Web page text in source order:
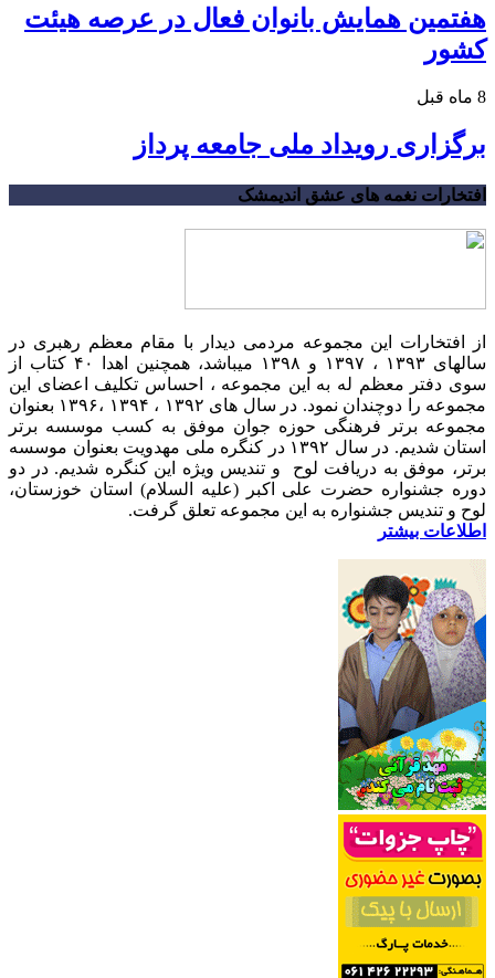
هفتمین همایش بانوان فعال در عرصه‌ هیئت
کشور
8 ماه قبل
برگزاری رویداد ملی جامعه پرداز
افتخارات نغمه های عشق اندیمشک
از افتخارات این مجموعه مردمی دیدار با مقام معظم رهبری در
سالهای ۱۳۹۳ ، ۱۳۹۷ و ۱۳۹۸ میباشد، همچنین اهدا ۴۰ کتاب از
سوی دفتر معظم له به این مجموعه ، احساس تکلیف اعضای این
مجموعه را دوچندان نمود. در سال های ۱۳۹۲ ، ۱۳۹۴ ،۱۳۹۶ بعنوان
مجموعه برتر فرهنگی حوزه جوان موفق به کسب موسسه برتر
استان شدیم. در سال ۱۳۹۲ در کنگره ملی مهدویت بعنوان موسسه
برتر، موفق به دریافت لوح و تندیس ویژه این کنگره شدیم. در دو
دوره جشنواره حضرت علی اکبر (علیه السلام) استان خوزستان،
لوح و تندیس جشنواره به این مجموعه تعلق گرفت.
اطلاعات بیشتر